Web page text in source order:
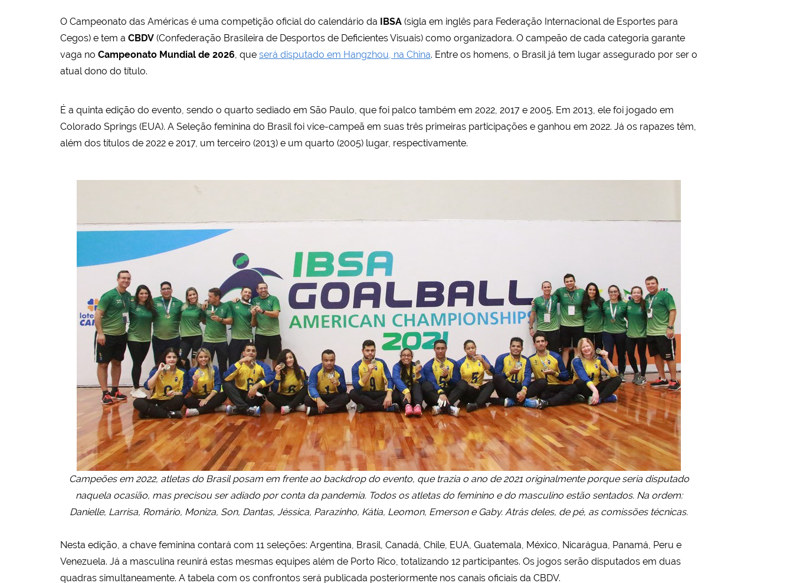
O Campeonato das Américas é uma competição oficial do calendário da IBSA (sigla em inglês para Federação Internacional de Esportes para
Cegos) e tem a CBDV (Confederação Brasileira de Desportos de Deficientes Visuais) como organizadora. O campeão de cada categoria garante
vaga no Campeonato Mundial de 2026, que será disputado em Hangzhou, na China. Entre os homens, o Brasil já tem lugar assegurado por ser o
atual dono do título.
É a quinta edição do evento, sendo o quarto sediado em São Paulo, que foi palco também em 2022, 2017 e 2005. Em 2013, ele foi jogado em
Colorado Springs (EUA). A Seleção feminina do Brasil foi vice-campeã em suas três primeiras participações e ganhou em 2022. Já os rapazes têm,
além dos títulos de 2022 e 2017, um terceiro (2013) e um quarto (2005) lugar, respectivamente.
Campeões em 2022, atletas do Brasil posam em frente ao backdrop do evento, que trazia o ano de 2021 originalmente porque seria disputado
naquela ocasião, mas precisou ser adiado por conta da pandemia. Todos os atletas do feminino e do masculino estão sentados. Na ordem:
Danielle, Larrisa, Romário, Moniza, Son, Dantas, Jéssica, Parazinho, Kátia, Leomon, Emerson e Gaby. Atrás deles, de pé, as comissões técnicas.
Nesta edição, a chave feminina contará com 11 seleções: Argentina, Brasil, Canadá, Chile, EUA, Guatemala, México, Nicarágua, Panamá, Peru e
Venezuela. Já a masculina reunirá estas mesmas equipes além de Porto Rico, totalizando 12 participantes. Os jogos serão disputados em duas
quadras simultaneamente. A tabela com os confrontos será publicada posteriormente nos canais oficiais da CBDV.